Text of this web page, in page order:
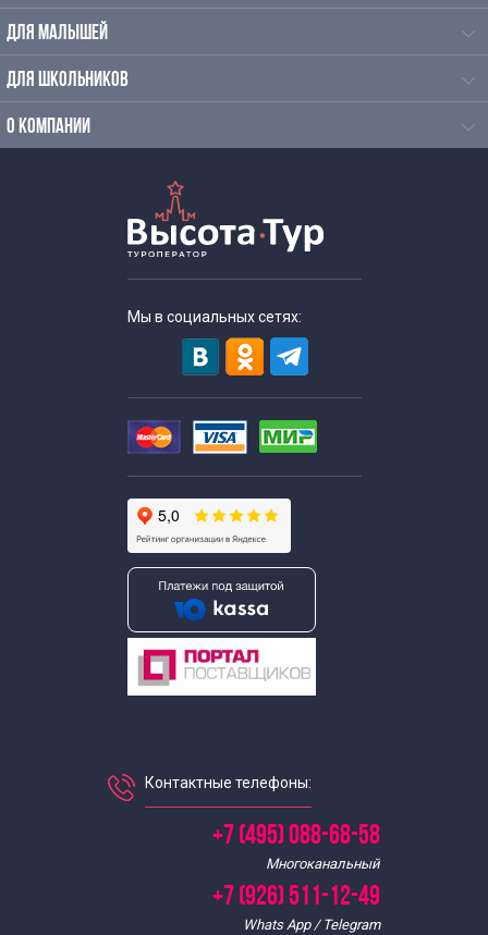
Автобусные экскурсии по Москве для школьников
Автобусные экскурсии для школьников средней школы
Экскурсии для школьников начальных классов
производство
Экскурсии на шоколадную фабрику в Москве для
школьников
Однодневные экскурсии для школьников
Познавательные экскурсии для школьников
Экскурсии для школьников средних классов
Тематические экскурсии для школьников
Выездные экскурсии для школьников
Интересные
Экскурсии для школьников
ДЛЯ МАЛЫШЕЙ
ДЛЯ ШКОЛЬНИКОВ
О КОМПАНИИ
Мы в социальных сетях:
Контактные телефоны:
+7 (495) 088-68-58
Многоканальный
+7 (926) 511-12-49
Whats App / Telegram